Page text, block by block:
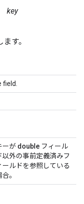
key
す。
ーが double フィール
以外の事前定義済みフ
ールドを参照している
。